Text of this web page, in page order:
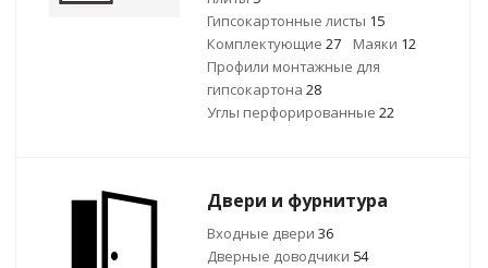
Гипсокартонные листы 15
Комплектующие 27 Маяки 12
Профили монтажные для
гипсокартона 28
Углы перфорированные 22
Двери и фурнитура
Входные двери 36
Дверные доводчики 54